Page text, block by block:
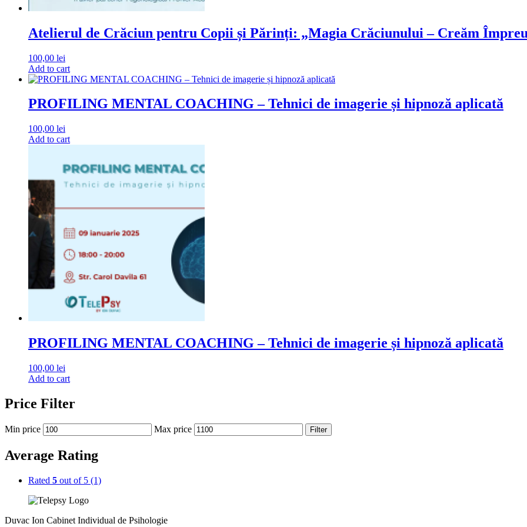
Atelierul de Crăciun pentru Copii și Părinți: „Magia Crăciunului – Creăm
100,00 lei
Add to cart
PROFILING MENTAL COACHING – Tehnici de imagerie și hipnoză aplicată
100,00 lei
Add to cart
PROFILING MENTAL COACHING – Tehnici de imagerie și hipnoză aplicată
100,00 lei
Add to cart
Price Filter
Min price Max price Filter
Average Rating
Rated 5 out of 5 (1)
Duvac Ion Cabinet Individual de Psihologie